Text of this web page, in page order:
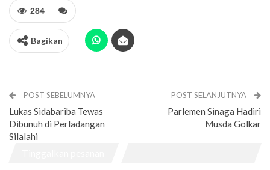
284
Bagikan
POST SEBELUMNYA
Lukas Sidabariba Tewas
Dibunuh di Perladangan
Silalahi
POST SELANJUTNYA
Parlemen Sinaga Hadiri
Musda Golkar